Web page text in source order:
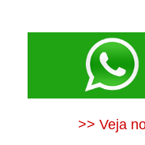
>> Veja